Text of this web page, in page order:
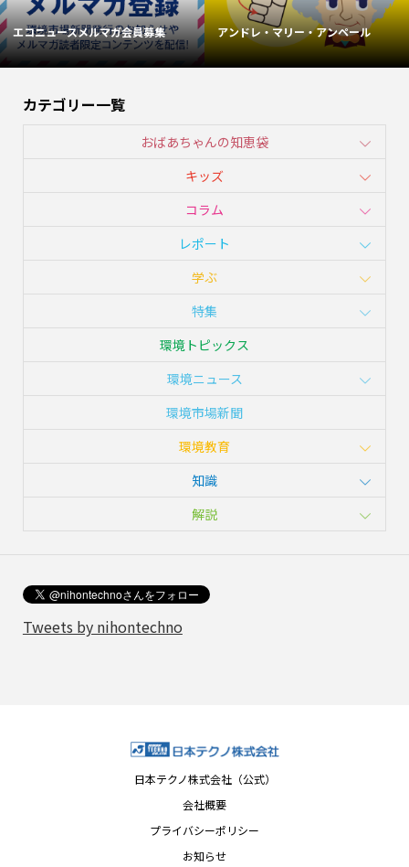
エコニュースメルマガ会員募集 アンドレ・マリー・アンペール
カテゴリー一覧
おばあちゃんの知恵袋
キッズ
コラム
レポート
学ぶ
特集
環境トピックス
環境ニュース
環境市場新聞
環境教育
知識
解説
Tweets by nihontechno
日本テクノ株式会社（公式）
会社概要
プライバシーポリシー
お知らせ